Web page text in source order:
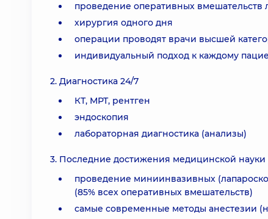
проведение оперативных вмешательств
хирургия одного дня
операции проводят врачи высшей
индивидуальный подход к каждому
2. Диагностика 24/7
КТ, МРТ, рентген
эндоскопия
лабораторная диагностика (анализы)
3. Последние достижения медицинской науки
проведение миниинвазивных
(85% всех оперативных вмешательств)
самые современные методы анестезии